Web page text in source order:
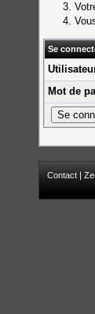
Se
Mot de
Contact |